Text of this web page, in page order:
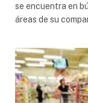
se encuentra en
áreas de su